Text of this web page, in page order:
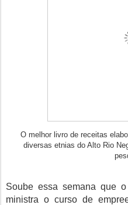
O melhor livro de receitas
diversas etnias do Alto Rio
Soube essa semana que
ministra o curso de